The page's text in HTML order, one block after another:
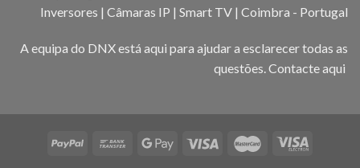
Inversores | Câmaras IP | Smart TV | Coimbra - Portugal
A equipa do DNX está aqui para ajudar a esclarecer todas as
questões.Contacte aqui